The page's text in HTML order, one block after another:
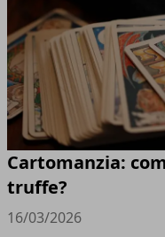
Cartomanzia:
truffe?
16/03/2026